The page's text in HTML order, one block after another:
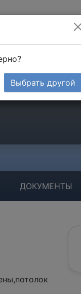
ДОКУМЕНТЫ
Выбрать другой